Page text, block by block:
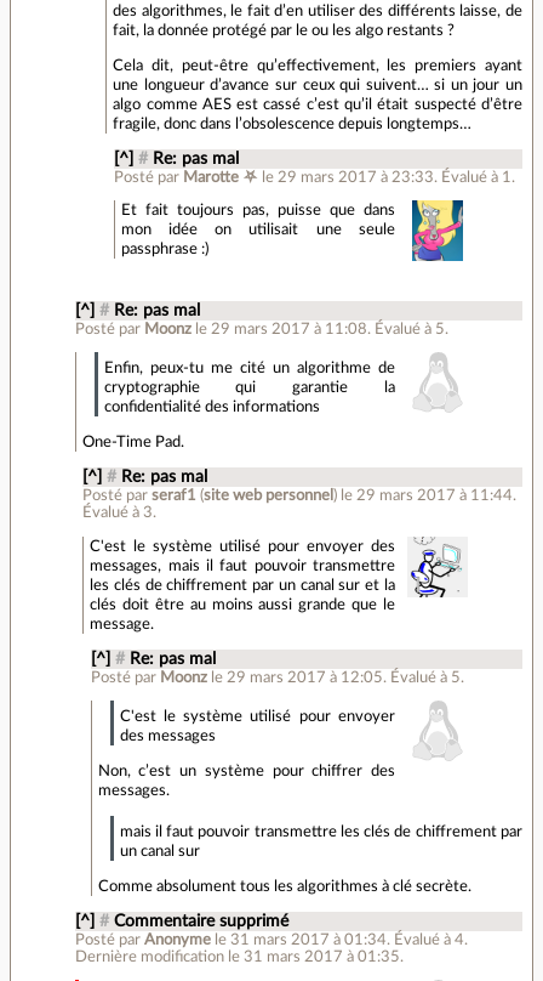
des algorithmes, le fait d’en utiliser des différents laisse, de
fait, la donnée protégé par le ou les algo restants ?
Cela dit, peut-être qu’effectivement, les premiers ayant
une longueur d’avance sur ceux qui suivent… si un jour un
algo comme AES est cassé c’est qu’il était suspecté d’être
fragile, donc dans l’obsolescence depuis longtemps…
[^] # Re: pas mal
Posté par Marotte ⛧ le 29 mars 2017 à 23:33. Évalué à 1 .
Et fait toujours pas, puisse que dans
mon idée on utilisait une seule
passphrase :)
[^] # Re: pas mal
Posté par Moonz le 29 mars 2017 à 11:08. Évalué à 5.
Enfin, peux-tu me cité un algorithme de
cryptographie qui garantie la
confidentialité des informations
One-Time Pad.
[^] # Re: pas mal
Posté parseraf1 (site web personnel ) le 29 mars 2017 à 11:44.
Évalué à 3.
C'est le système utilisé pour envoyer des
messages, mais il faut pouvoir transmettre
les clés de chiffrement par un canal sur et la
clés doit être au moins aussi grande que le
message.
[^] # Re: pas mal
Posté par Moonz le 29 mars 2017 à 12:05. Évalué à 5.
C'est le système utilisé pour envoyer
des messages
Non, c’est un système pour chiffrer des
messages.
mais il faut pouvoir transmettre les clés de chiffrement par
un canal sur
Comme absolument tous les algorithmes à clé secrète.
[^] # Commentaire supprimé
Posté par Anonyme le 31 mars 2017 à 01:34. Évalué à 4.
Dernière modification le 31 mars 2017 à 01:35.